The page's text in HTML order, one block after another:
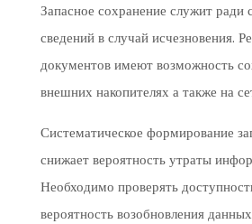
Запасное сохранение служит ради
сведений в случай исчезновения.
документов имеют возможность
внешних накопителях а также на
Систематическое формирование
снижает вероятность утраты
Необходимо проверять
вероятность возобновления